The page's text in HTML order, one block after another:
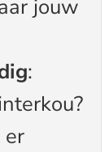
jouw
:
er